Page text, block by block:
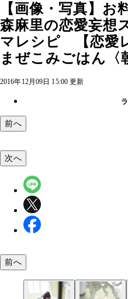
【画像・写真】お
森麻里の恋愛妄
マレシピ 【恋愛
まぜこみごはん〈
2016年12月09日 15:00 更新
前へ
次へ
前へ